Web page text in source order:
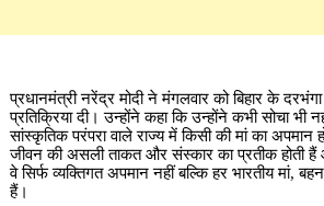
प्रधानमंत्री नरेंद्र मोदी ने मंगलवार को बिहार के
प्रतिक्रिया दी। उन्होंने कहा कि उन्होंने कभी सोचा भी
सांस्कृतिक परंपरा वाले राज्य में किसी की मां का अपमान
जीवन की असली ताकत और संस्कार का प्रतीक होती हैं
वे सिर्फ व्यक्तिगत अपमान नहीं बल्कि हर भारतीय मां,
हैं।